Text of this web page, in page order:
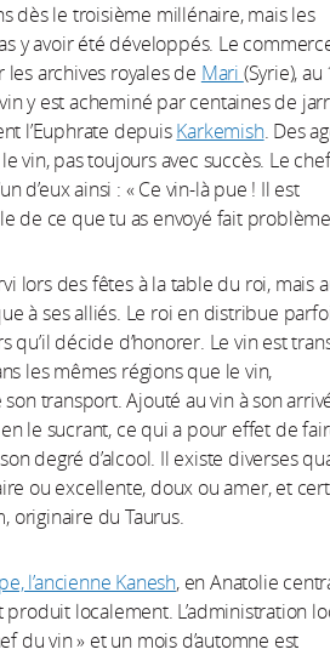
dès le troisième millénaire, mais les
y avoir été développés. Le
archives royales de Mari (Syrie), au
y est acheminé par centaines de
l’Euphrate depuis Karkemish. Des
vin, pas toujours avec succès. Le
d’eux ainsi : « Ce vin-là pue ! Il est
de ce que tu as envoyé fait
lors des fêtes à la table du roi, mais
à ses alliés. Le roi en distribue
décide d’honorer. Le vin est
les mêmes régions que le vin,
transport. Ajouté au vin à son
le sucrant, ce qui a pour effet de
degré d’alcool. Il existe diverses
ou excellente, doux ou amer, et
originaire du Taurus.
l’ancienne Kanesh, en Anatolie
localement. L’administration
du vin » et un mois d’automne est